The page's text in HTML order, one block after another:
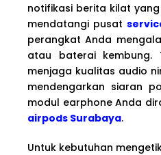
notifikasi berita kilat
mendatangi pusat
perangkat Anda
atau baterai kembung.
menjaga kualitas audio
mendengarkan siaran
modul earphone Anda
airpods Surabaya.
Untuk kebutuhan